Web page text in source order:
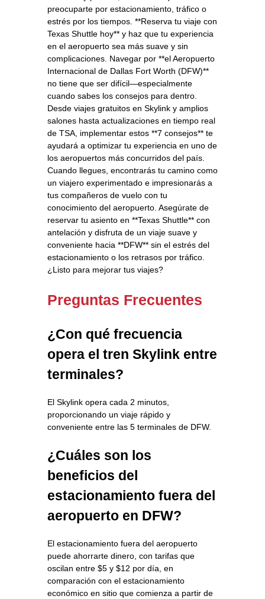
preocuparte por estacionamiento, tráfico o
estrés por los tiempos. **Reserva tu viaje con
Texas Shuttle hoy** y haz que tu experiencia
en el aeropuerto sea más suave y sin
complicaciones. Navegar por **el Aeropuerto
Internacional de Dallas Fort Worth (DFW)**
no tiene que ser difícil—especialmente
cuando sabes los consejos para dentro.
Desde viajes gratuitos en Skylink y amplios
salones hasta actualizaciones en tiempo real
de TSA, implementar estos **7 consejos** te
ayudará a optimizar tu experiencia en uno de
los aeropuertos más concurridos del país.
Cuando llegues, encontrarás tu camino como
un viajero experimentado e impresionarás a
tus compañeros de vuelo con tu
conocimiento del aeropuerto. Asegúrate de
reservar tu asiento en **Texas Shuttle** con
antelación y disfruta de un viaje suave y
conveniente hacia **DFW** sin el estrés del
estacionamiento o los retrasos por tráfico.
¿Listo para mejorar tus viajes?
Preguntas Frecuentes
¿Con qué frecuencia
opera el tren Skylink entre
terminales?
El Skylink opera cada 2 minutos,
proporcionando un viaje rápido y
conveniente entre las 5 terminales de DFW.
¿Cuáles son los
beneficios del
estacionamiento fuera del
aeropuerto en DFW?
El estacionamiento fuera del aeropuerto
puede ahorrarte dinero, con tarifas que
oscilan entre $5 y $12 por día, en
comparación con el estacionamiento
económico en sitio que comienza a partir de